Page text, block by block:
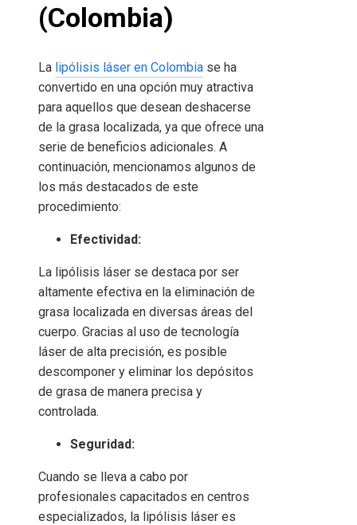
(Colombia)
La lipólisis láser en Colombia se ha
convertido en una opción muy atractiva
para aquellos que desean deshacerse
de la grasa localizada, ya que ofrece una
serie de beneficios adicionales. A
continuación, mencionamos algunos de
los más destacados de este
procedimiento:
Efectividad:
La lipólisis láser se destaca por ser
altamente efectiva en la eliminación de
grasa localizada en diversas áreas del
cuerpo. Gracias al uso de tecnología
láser de alta precisión, es posible
descomponer y eliminar los depósitos
de grasa de manera precisa y
controlada.
Seguridad:
Cuando se lleva a cabo por
profesionales capacitados en centros
especializados, la lipólisis láser es